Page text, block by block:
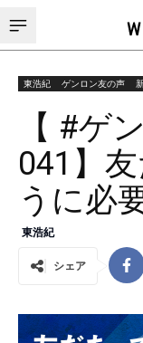
東浩紀 ゲンロン友の声
【 #ゲ
041】
うに必
東浩紀
シェア